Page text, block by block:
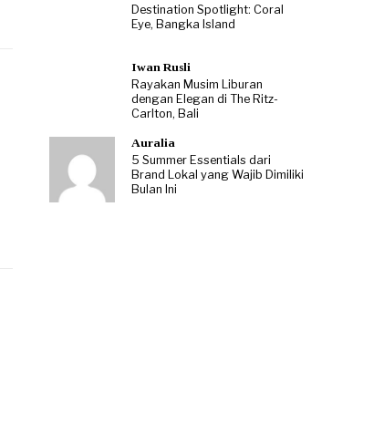
Destination Spotlight: Coral
Eye, Bangka Island
Iwan Rusli
Rayakan Musim Liburan
dengan Elegan di The Ritz-
Carlton, Bali
Auralia
5 Summer Essentials dari
Brand Lokal yang Wajib Dimiliki
Bulan Ini